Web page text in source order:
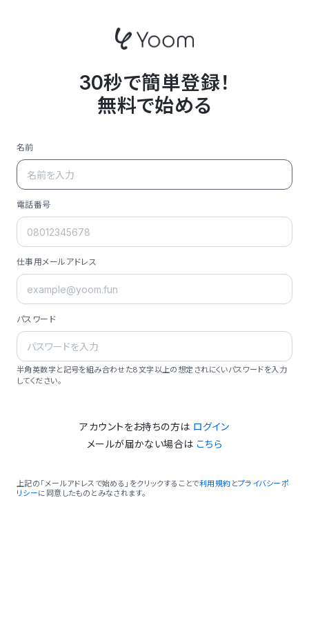
30秒で簡単登録！
無料で始める
名前
電話番号
仕事用メールアドレス
パスワード
半角英数字と記号を組み合わせた8文字以上の想定されにくいパスワードを入力
してください。
アカウントをお持ちの方は ログイン
メールが届かない場合は こちら
上記の「メールアドレスで始める」をクリックすることで利用規約 とプライバシーポ
リシーに同意したものとみなされます。